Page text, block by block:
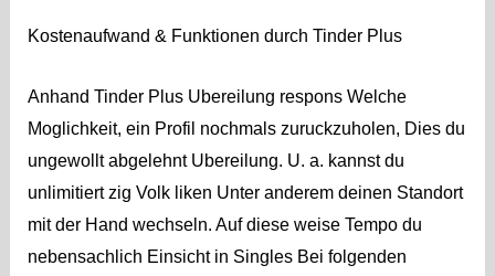
Kostenaufwand & Funktionen durch Tinder Plus
Anhand Tinder Plus Ubereilung respons Welche
Moglichkeit, ein Profil nochmals zuruckzuholen, Dies du
ungewollt abgelehnt Ubereilung. U. a. kannst du
unlimitiert zig Volk liken Unter anderem deinen Standort
mit der Hand wechseln. Auf diese weise Tempo du
nebensachlich Einsicht in Singles Bei folgenden